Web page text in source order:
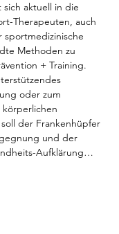
aktuell in die
Therapeuten, auch
sportmedizinische
Methoden zu
+ Training.
oder zum
der Frankenhüpfer
und der
Aufklärung…